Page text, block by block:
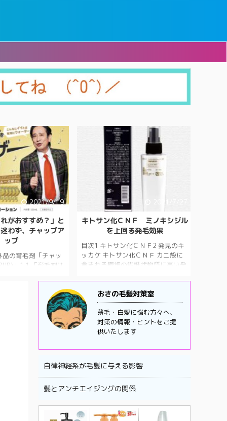
2021/9/19
がおすすめ？」と
わず、チャップア
ップ
の育毛剤「チャッ
」1.1 「育毛剤は
すすめしたいのが、
1.2 電話やメールで
底していて、認定毛
頭髪の相談ができる
テレビ）にも話題の
証が付いている1.5
ローション成分表
成分表1.7 シャン
部外品の育毛剤「チ
キトサン化ＣＮＦ ミノキシジル
を上回る発毛効果
目次1 キトサン化ＣＮＦ2 発見のキ
ッカケ キトサン化ＣＮＦ カニ殻に
含まれる極細の繊維状物質に高い発
研究で分かりました。マウスの背中
やヒトの毛根にある毛乳頭細胞を使
った実験では医薬品成分「ミノキシ
ジル」よりも効果がありました。カ
ニ殻を分解して得られるキチンナノ
ファイバー（ＣＮＦ）の性質を改変
マウスの背中に塗り、他のさまざま
な素材と発毛効果を比較したとこ
ろ、毛の長さ、毛の面積率、成長期
の毛根数で、キトサン化ＣＮＦが発
毛剤リアップ（大正製薬）の ...
おさの毛髪対策室
薄毛・白髪に悩む方々へ、
対策の情報・ヒントをご提
供いたします
自律神経系が毛髪に与える影響
髪とアンチエイジングの関係